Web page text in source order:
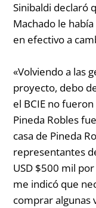
Sinibaldi declaró
Machado le
en efectivo a
«Volviendo a las
proyecto, debo
el BCIE no
Pineda Robles
casa de Pineda
representantes
USD $500 mil
me indicó que
comprar algunas